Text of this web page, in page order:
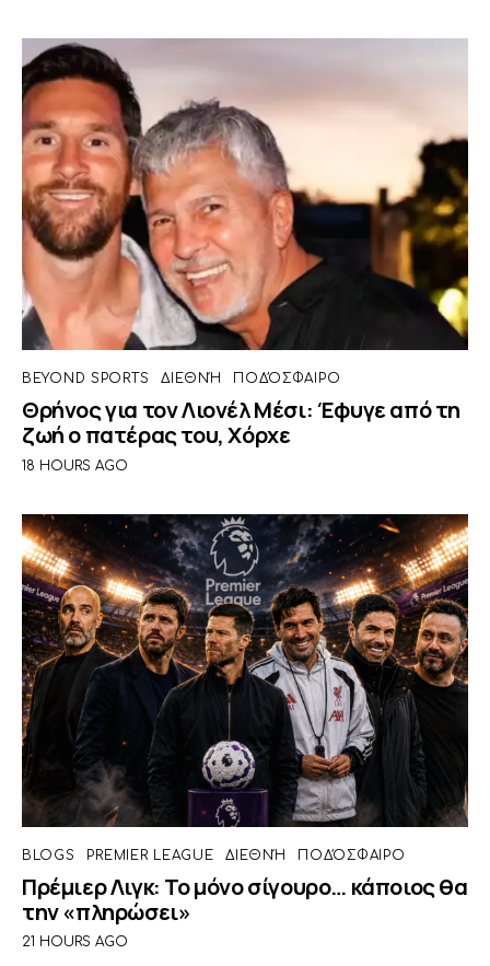
BEYOND SPORTS ΔΙΕΘΝΉ ΠΟΔΌΣΦΑΙΡΟ
Θρήνος για τον Λιονέλ Μέσι: Έφυγε από τη
ζωή ο πατέρας του, Χόρχε
18 HOURS AGO
BLOGS PREMIER LEAGUE ΔΙΕΘΝΉ ΠΟΔΌΣΦΑΙΡΟ
Πρέμιερ Λιγκ: Το μόνο σίγουρο… κάποιος θα
την «πληρώσει»
21 HOURS AGO